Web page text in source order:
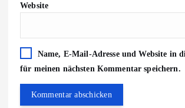
Website
Name, E-Mail-Adresse und Website in
für meinen nächsten Kommentar speichern.